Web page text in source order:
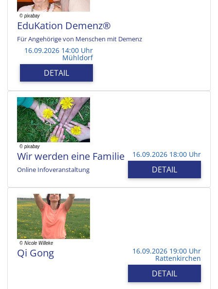
EduKation Demenz®
Für Angehörige von Menschen mit Demenz
16.09.2026 14:00 Uhr
Mühldorf
DETAIL
Wir werden eine Familie
Online Infoveranstaltung
16.09.2026 18:00 Uhr
DETAIL
Qi Gong 16.09.2026 19:00 Uhr
Rattenkirchen
DETAIL